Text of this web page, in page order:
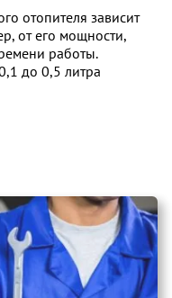
отопителя зависит
от его мощности,
работы.
до 0,5 литра